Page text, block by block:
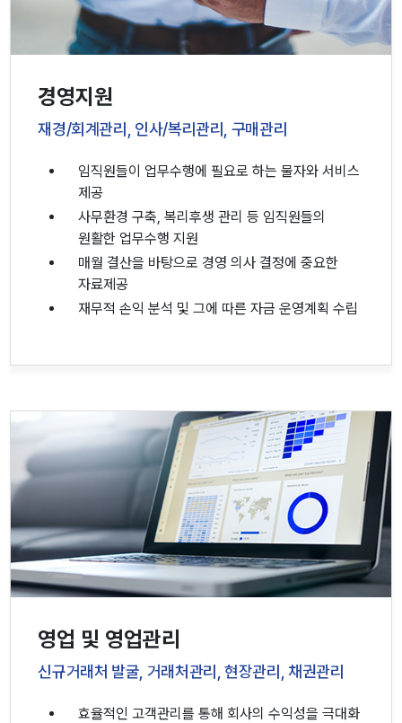
경영지원
재경/회계관리, 인사/복리관리, 구매관리
임직원들이 업무수행에 필요로 하는 물자와 서비스
제공
사무환경 구축, 복리후생 관리 등 임직원들의
원활한 업무수행 지원
매월 결산을 바탕으로 경영 의사 결정에 중요한
자료제공
재무적 손익 분석 및 그에 따른 자금 운영계획 수립
영업 및 영업관리
신규거래처 발굴, 거래처관리, 현장관리, 채권관리
효율적인 고객관리를 통해 회사의 수익성을 극대화